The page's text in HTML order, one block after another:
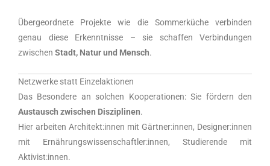
Übergeordnete Projekte wie die Sommerküche verbinden
genau diese Erkenntnisse – sie schaffen Verbindungen
zwischen Stadt, Natur und Mensch.
Netzwerke statt Einzelaktionen
Das Besondere an solchen Kooperationen: Sie fördern den
Austausch zwischen Disziplinen.
Hier arbeiten Architekt:innen mit Gärtner:innen, Designer:innen
mit Ernährungswissenschaftler:innen, Studierende mit
Aktivist:innen.